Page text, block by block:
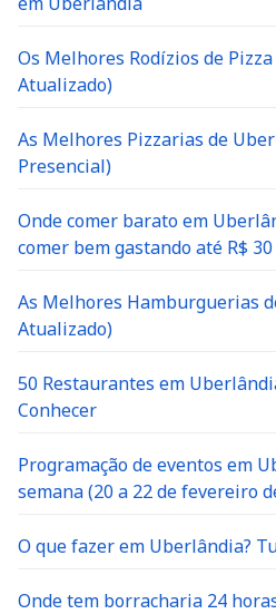
Os Melhores Rodízios de
Atualizado)
As Melhores Pizzarias de
Presencial)
Onde comer barato em
comer bem gastando até R$ 30
As Melhores Hamburguerias
Atualizado)
50 Restaurantes em
Conhecer
Programação de eventos em
semana (20 a 22 de fevereiro
O que fazer em Uberlândia?
Onde tem borracharia 24